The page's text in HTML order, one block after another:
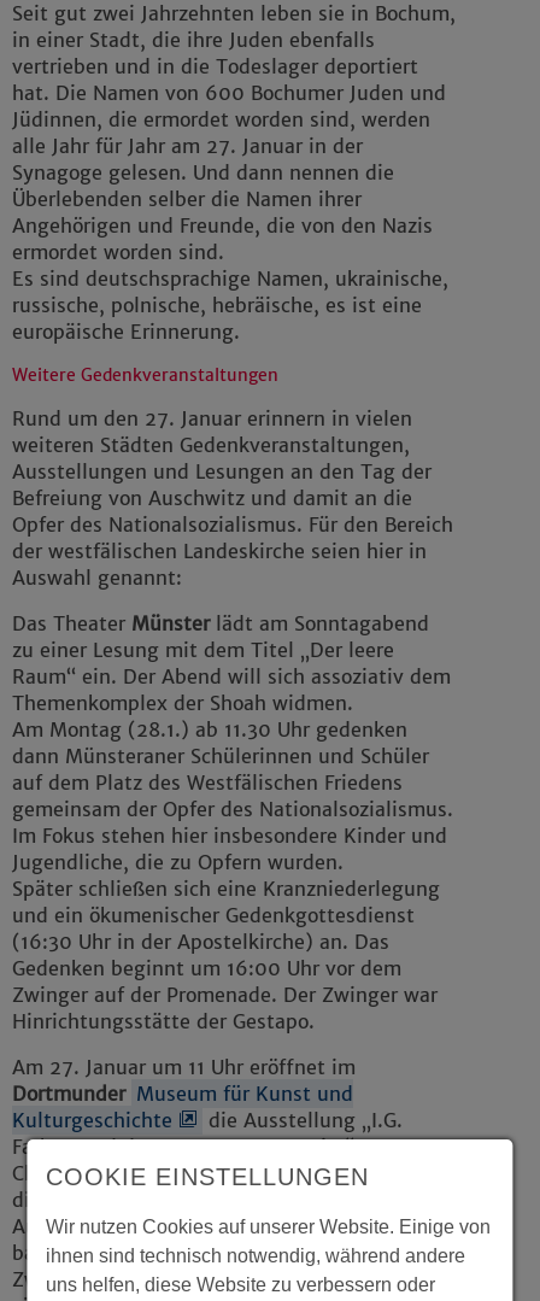
Seit gut zwei Jahrzehnten leben sie in Bochum,
in einer Stadt, die ihre Juden ebenfalls
vertrieben und in die Todeslager deportiert
hat. Die Namen von 600 Bochumer Juden und
Jüdinnen, die ermordet worden sind, werden
alle Jahr für Jahr am 27. Januar in der
Synagoge gelesen. Und dann nennen die
Überlebenden selber die Namen ihrer
Angehörigen und Freunde, die von den Nazis
ermordet worden sind.
Es sind deutschsprachige Namen, ukrainische,
russische, polnische, hebräische, es ist eine
europäische Erinnerung.
Weitere Gedenkveranstaltungen
Rund um den 27. Januar erinnern in vielen
weiteren Städten Gedenkveranstaltungen,
Ausstellungen und Lesungen an den Tag der
Befreiung von Auschwitz und damit an die
Opfer des Nationalsozialismus. Für den Bereich
der westfälischen Landeskirche seien hier in
Auswahl genannt:
Das Theater Münsterlädt am Sonntagabend
zu einer Lesung mit dem Titel „Der leere
Raum“ ein. Der Abend will sich assoziativ dem
Themenkomplex der Shoah widmen.
Am Montag (28.1.) ab 11.30 Uhr gedenken
dann Münsteraner Schülerinnen und Schüler
auf dem Platz des Westfälischen Friedens
gemeinsam der Opfer des Nationalsozialismus.
Im Fokus stehen hier insbesondere Kinder und
Jugendliche, die zu Opfern wurden.
Später schließen sich eine Kranzniederlegung
und ein ökumenischer Gedenkgottesdienst
(16:30 Uhr in der Apostelkirche) an. Das
Gedenken beginnt um 16:00 Uhr vor dem
Zwinger auf der Promenade. Der Zwinger war
Hinrichtungsstätte der Gestapo.
Am 27. Januar um 11 Uhr eröffnet im
Dortmunder Museum für Kunst und
Kulturgeschichte
die Ausstellung „I.G.
Farben und das KZ Buna-Monowitz“. - Der
Chemiekonzern IG Farben ließ ab 1941 in
direkter Nähe zum Konzentrationslager
Auschwitz die größte Chemiefabrik Europas
bauen, in der auch KZ-Häftlinge,
Zwangsarbeiter und Kriegsgefangene
COOKIE EINSTELLUNGEN
Wir nutzen Cookies auf unserer Website. Einige von
ihnen sind technisch notwendig, während andere
uns helfen, diese Website zu verbessern oder